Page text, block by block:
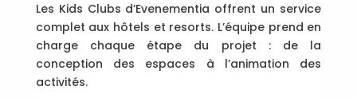
Les Kids Clubs d’Evenementia offrent un service
complet aux hôtels et resorts. L’équipe prend en
charge chaque étape du projet : de la
conception des espaces à l’animation des
activités.